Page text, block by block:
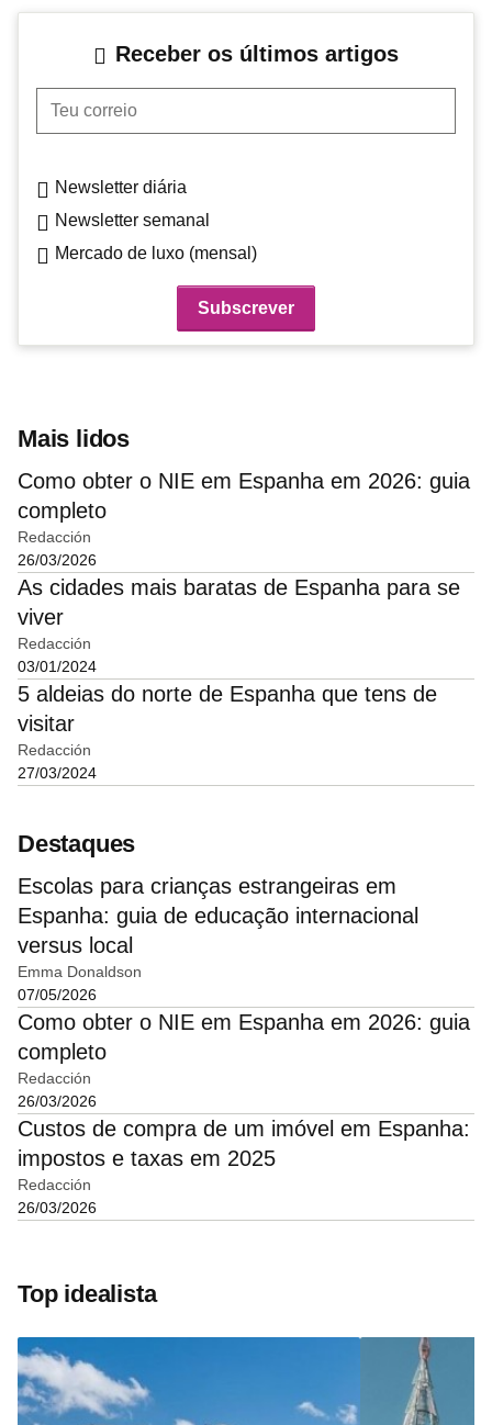
Receber os últimos artigos
Teu correio
Newsletter diária
Newsletter semanal
Mercado de luxo (mensal)
Mais lidos
Como obter o NIE em Espanha em 2026: guia
completo
Redacción
26/03/2026
As cidades mais baratas de Espanha para se
viver
Redacción
03/01/2024
5 aldeias do norte de Espanha que tens de
visitar
Redacción
27/03/2024
Destaques
Escolas para crianças estrangeiras em
Espanha: guia de educação internacional
versus local
Emma Donaldson
07/05/2026
Como obter o NIE em Espanha em 2026: guia
completo
Redacción
26/03/2026
Custos de compra de um imóvel em Espanha:
impostos e taxas em 2025
Redacción
26/03/2026
Top idealista